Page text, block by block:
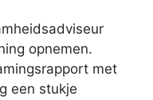
opnemen.
met
een stukje